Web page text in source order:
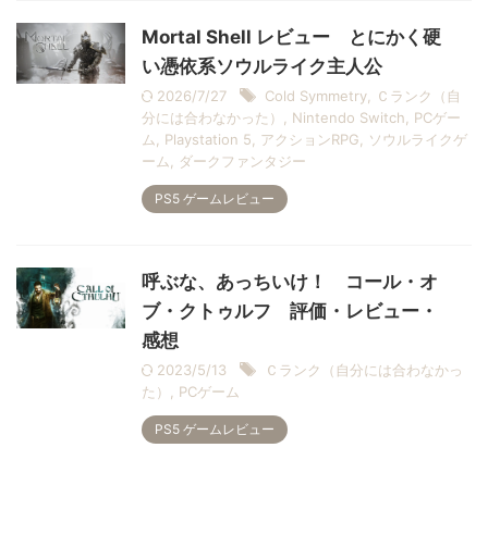
Mortal Shell レビュー とにかく硬
い憑依系ソウルライク主人公
2026/7/27 Cold Symmetry
Ｃランク（自
分には合わなかった）
Nintendo Switch
PCゲー
ム
Playstation 5 アクションRPG
ソウルライクゲ
ーム
ダークファンタジー
PS5 ゲームレビュー
呼ぶな、あっちいけ！ コール・オ
ブ・クトゥルフ 評価・レビュー・
感想
2023/5/13
Ｃランク（自分には合わなかっ
た）
PCゲーム
PS5 ゲームレビュー